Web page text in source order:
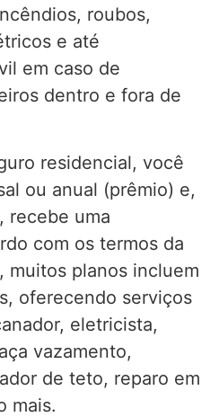
roubos,
e até
em caso de
dentro e fora de
residencial, você
ou anual (prêmio) e,
recebe uma
com os termos da
muitos planos incluem
oferecendo serviços
eletricista,
vazamento,
de teto, reparo em
mais.